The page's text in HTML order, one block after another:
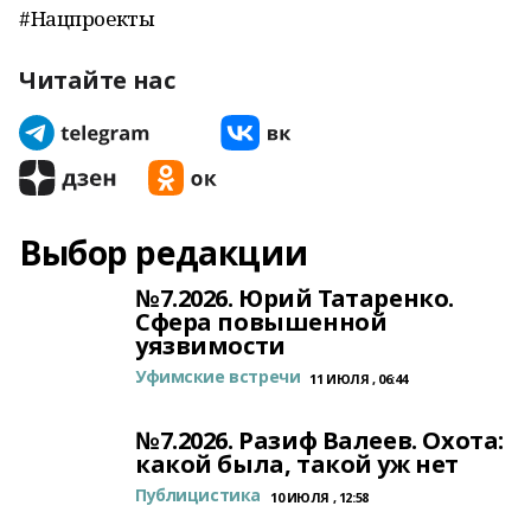
#Нацпроекты
Читайте нас
Выбор редакции
№7.2026. Юрий Татаренко.
Сфера повышенной
уязвимости
Уфимские встречи 11 ИЮЛЯ , 06:44
№7.2026. Разиф Валеев. Охота:
какой была, такой уж нет
Публицистика 10 ИЮЛЯ , 12:58